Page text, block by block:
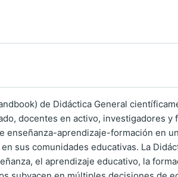
de Didáctica General
docentes en activo, investigadores
enseñanza-aprendizaje-formación en
sus comunidades educativas. La
el aprendizaje educativo, la